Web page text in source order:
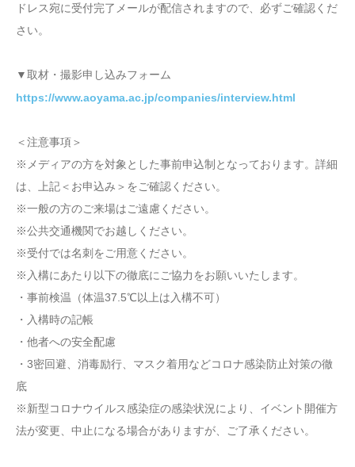
ドレス宛に受付完了メールが配信されますので、必ずご確認くだ
さい。
▼取材・撮影申し込みフォーム
https://www.aoyama.ac.jp/companies/interview.html
＜注意事項＞
※メディアの方を対象とした事前申込制となっております。詳細
は、上記＜お申込み＞をご確認ください。
※一般の方のご来場はご遠慮ください。
※公共交通機関でお越しください。
※受付では名刺をご用意ください。
※入構にあたり以下の徹底にご協力をお願いいたします。
・事前検温（体温37.5℃以上は入構不可）
・入構時の記帳
・他者への安全配慮
・3密回避、消毒励行、マスク着用などコロナ感染防止対策の徹
底
※新型コロナウイルス感染症の感染状況により、イベント開催方
法が変更、中止になる場合がありますが、ご了承ください。